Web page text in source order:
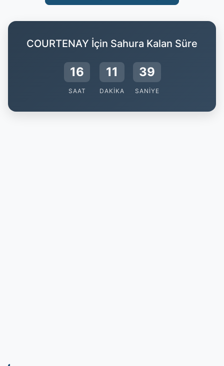
COURTENAY İçin Sahura Kalan Süre
16
SAAT
11
DAKIKA
38
SANIYE